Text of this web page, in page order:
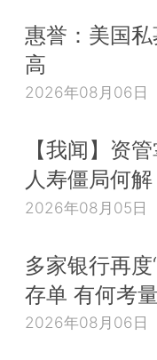
惠誉：美国
高
2026年08月06日
【我闻】资
人寿僵局何解
2026年08月05日
多家银行再
存单 有何考
2026年08月06日